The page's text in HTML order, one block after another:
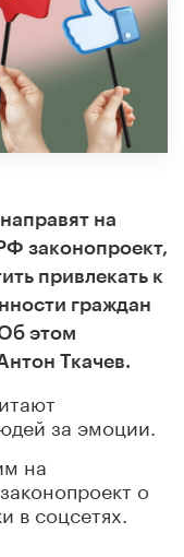
на
законопроект,
привлекать к
граждан
этом
Ткачев.
за эмоции.
на
о
в соцсетях.